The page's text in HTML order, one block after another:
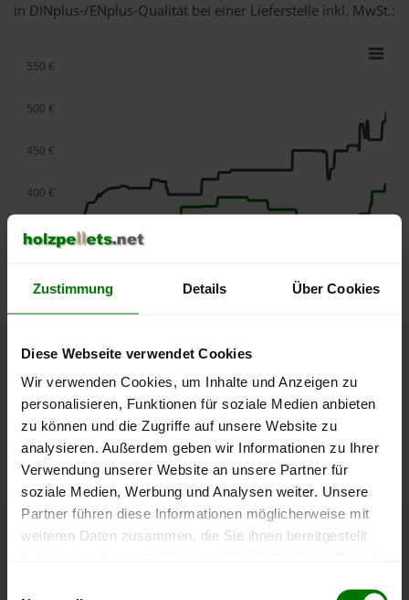
Zustimmung Details Über Cookies
Diese Webseite verwendet Cookies
Wir verwenden Cookies, um Inhalte und Anzeigen zu
personalisieren, Funktionen für soziale Medien anbieten
zu können und die Zugriffe auf unsere Website zu
analysieren. Außerdem geben wir Informationen zu Ihrer
Verwendung unserer Website an unsere Partner für
soziale Medien, Werbung und Analysen weiter. Unsere
Partner führen diese Informationen möglicherweise mit
weiteren Daten zusammen, die Sie ihnen bereitgestellt
in DINplus-/ENplus-Qualität bei einer Lieferstelle inkl. MwSt.:
lose Ware Sackware
2025
2026
250 €
350 €
400 €
450 €
500 €
550 €
Die aktuelle Preisentwicklung für Holzpellets in Deutschland
können Sie jederzeit auf unsererPelletspreise-Seite
nachvollziehen.
Höchst- und Tiefststände der